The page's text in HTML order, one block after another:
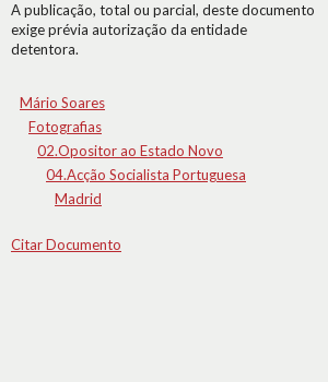
A publicação, total ou parcial, deste documento
exige prévia autorização da entidade
detentora.
Mário Soares
Fotografias
02.Opositor ao Estado Novo
04.Acção Socialista Portuguesa
Madrid
Citar Documento